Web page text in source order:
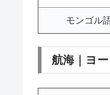
モンゴル
航海｜ヨ